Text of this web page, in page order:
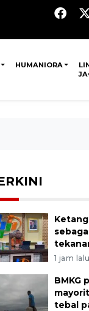
HUMANIORA
1 jam lalu
BMKG
tebal